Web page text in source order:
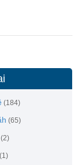
(184)
(65)
(2)
(1)